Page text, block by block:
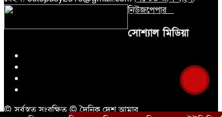
নিউজপেপার
সোশ্যাল মিডিয়া
© সর্বস্বত্ব সংরক্ষিত © দৈনিক দেশ আমার